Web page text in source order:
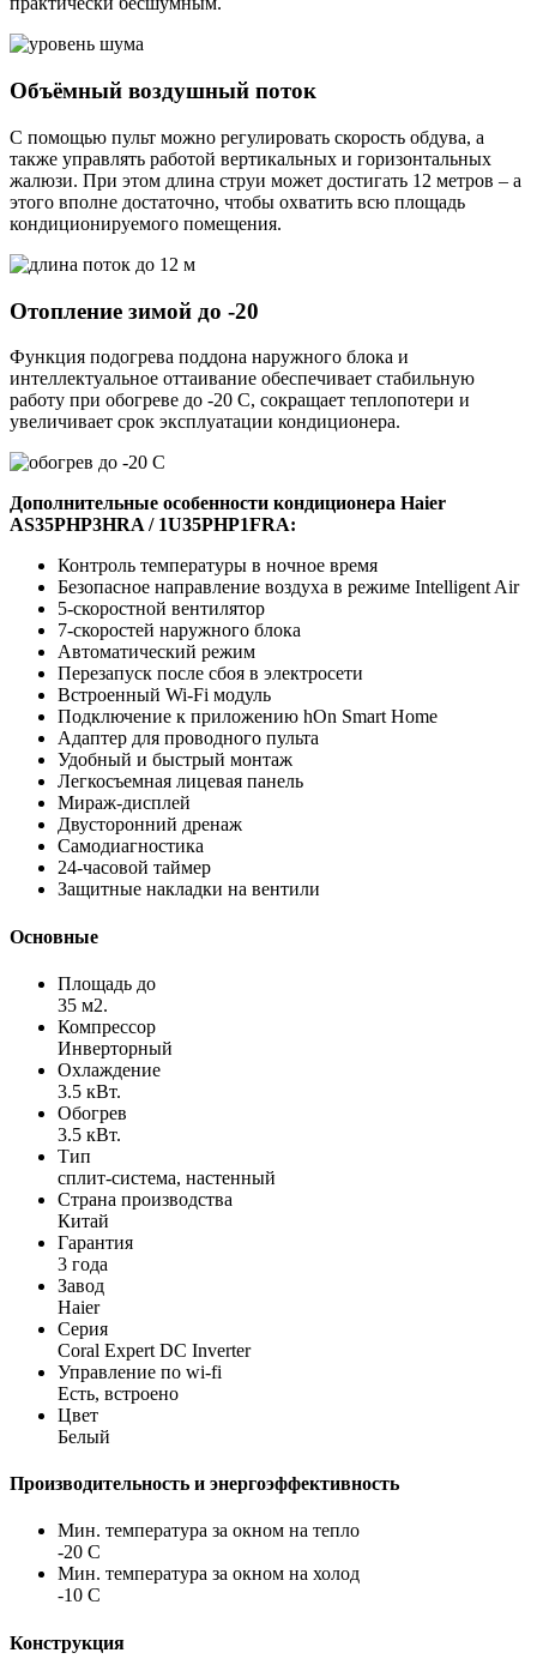
Объёмный воздушный поток
С помощью пульт можно регулировать скорость обдува, а
также управлять работой вертикальных и горизонтальных
жалюзи. При этом длина струи может достигать 12 метров – а
этого вполне достаточно, чтобы охватить всю площадь
кондиционируемого помещения.
Отопление зимой до -20
Функция подогрева поддона наружного блока и
интеллектуальное оттаивание обеспечивает стабильную
работу при обогреве до -20 C, сокращает теплопотери и
увеличивает срок эксплуатации кондиционера.
Дополнительные особенности кондиционера Haier
AS35PHP3HRA / 1U35PHP1FRA:
Контроль температуры в ночное время
Безопасное направление воздуха в режиме Intelligent Air
5-скоростной вентилятор
7-скоростей наружного блока
Автоматический режим
Перезапуск после сбоя в электросети
Встроенный Wi-Fi модуль
Подключение к приложению hOn Smart Home
Адаптер для проводного пульта
Удобный и быстрый монтаж
Легкосъемная лицевая панель
Мираж-дисплей
Двусторонний дренаж
Самодиагностика
24-часовой таймер
Защитные накладки на вентили
Основные
Площадь до
35 м2.
Компрессор
Инверторный
Охлаждение
3.5 кВт.
Обогрев
3.5 кВт.
Тип
сплит-система, настенный
Страна производства
Китай
Гарантия
3 года
Завод
Haier
Серия
Coral Expert DC Inverter
Управление по wi-fi
Есть, встроено
Цвет
Белый
Производительность и энергоэффективность
Мин. температура за окном на тепло
-20 С
Мин. температура за окном на холод
-10 С
Конструкция